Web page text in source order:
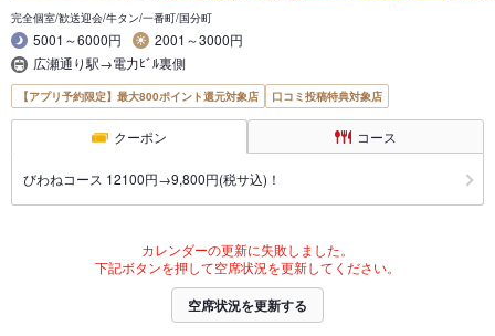
完全個室/歓送迎会/牛タン/一番町/国分町
5001～6000円
2001～3000円
広瀬通り駅→電力ﾋﾞﾙ裏側
【アプリ予約限定】最大800ポイント還元対象店 口コミ投稿特典対象店
クーポン コース
びわねコース 12100円→9,800円(税サ込)！
カレンダーの更新に失敗しました。
下記ボタンを押して空席状況を更新してください。
空席状況を更新する